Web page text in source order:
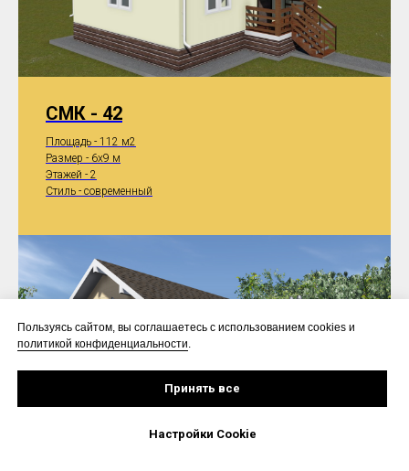
СМК - 42
Площадь - 112 м2
Размер - 6x9 м
Этажей - 2
Стиль - современный
Пользуясь сайтом, вы соглашаетесь с использованием cookies и
политикой конфиденциальности.
Принять все
Настройки Cookie